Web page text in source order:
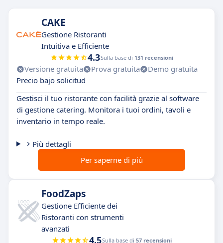
CAKE
Gestione Ristoranti
Intuitiva e Efficiente
4.3Sulla base di 131 recensioni
Versione gratuita Prova gratuita
Demo gratuita
Precio bajo solicitud
Gestisci il tuo ristorante con facilità grazie al software
di gestione catering. Monitora i tuoi ordini, tavoli e
inventario in tempo reale.
Più dettagli
Per saperne di più
FoodZaps
Gestione Efficiente dei
Ristoranti con strumenti
avanzati
4.5Sulla base di 57 recensioni